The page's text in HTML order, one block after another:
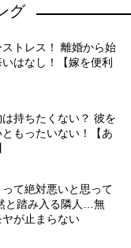
グ
トレス！ 離婚から始
はなし！【嫁を便利
持ちたくない？ 彼を
もったいない！【あ
って絶対悪いと思って
と踏み入る隣人…無
が止まらない